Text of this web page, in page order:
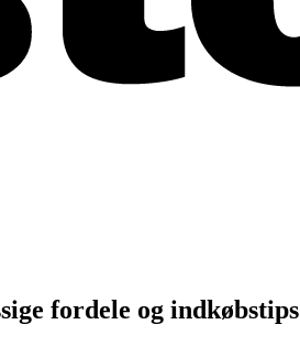
fordele og indkøbstips